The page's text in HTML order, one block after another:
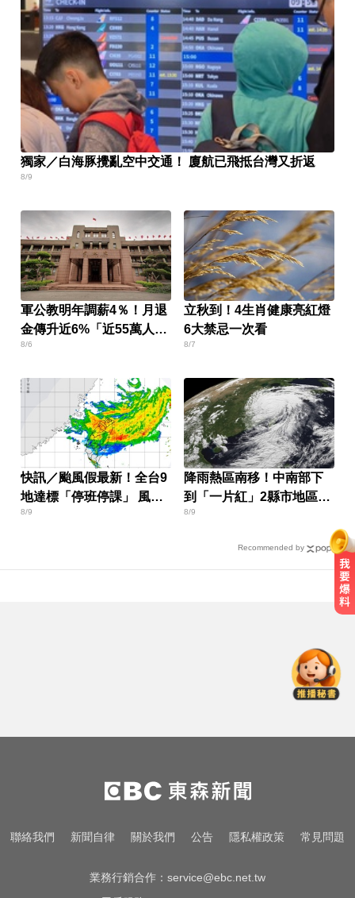
獨家／白海豚攪亂空中交通！ 廈航已飛抵台灣又折返
8/9
軍公教明年調薪4％！月退
金傳升近6%「近55萬人受
惠」
8/6
立秋到！4生肖健康亮紅燈
6大禁忌一次看
8/7
快訊／颱風假最新！全台9
地達標「停班停課」 風雨
預測一次看
8/9
降雨熱區南移！中南部下
到「一片紅」2縣市地區停
班課達標
8/9
Recommended by
假」 蔣萬安說明了！
MLB／鄭宗哲3A敲安貢獻3打點 鄧
愷威中繼挨轟無關勝敗
台玻夫人揭長子驟逝原因！兒媳譚
聯絡我們 新聞自律 關於我們 公告 隱私權政策 常見問題
業務行銷合作： service@ebc.net.tw